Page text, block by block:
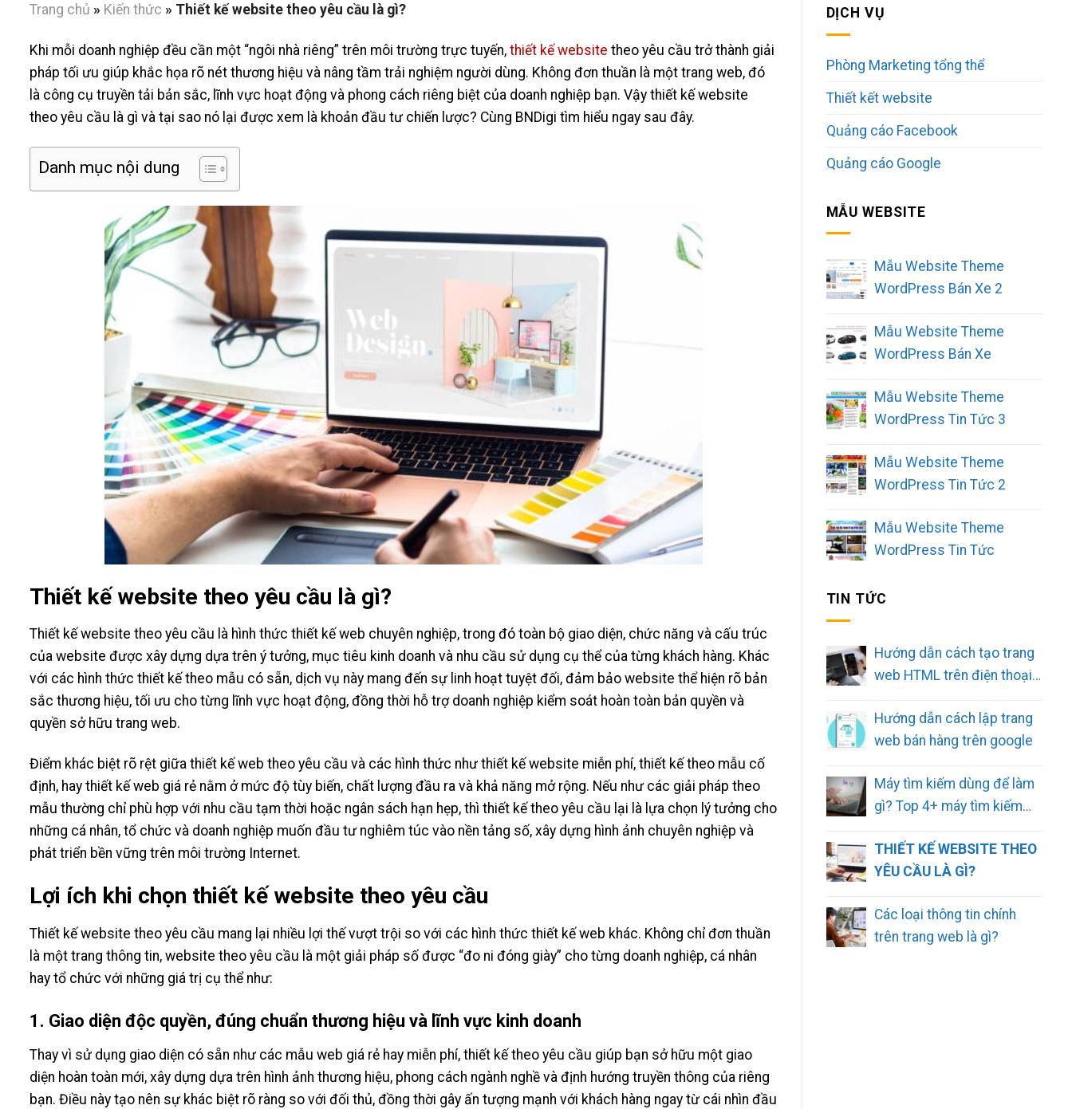
Trang chủ » Kiến thức » Thiết kế website theo yêu cầu là gì?
Khi mỗi doanh nghiệp đều cần một “ngôi nhà riêng” trên môi trường trực tuyến, thiết kế website theo yêu cầu trở thành giải
pháp tối ưu giúp khắc họa rõ nét thương hiệu và nâng tầm trải nghiệm người dùng. Không đơn thuần là một trang web, đó
là công cụ truyền tải bản sắc, lĩnh vực hoạt động và phong cách riêng biệt của doanh nghiệp bạn. Vậy thiết kế website
theo yêu cầu là gì và tại sao nó lại được xem là khoản đầu tư chiến lược? Cùng BNDigi tìm hiểu ngay sau đây.
Danh mục nội dung
Thiết kế website theo yêu cầu là gì?
Thiết kế website theo yêu cầu là hình thức thiết kế web chuyên nghiệp, trong đó toàn bộ giao diện, chức năng và cấu trúc
của website được xây dựng dựa trên ý tưởng, mục tiêu kinh doanh và nhu cầu sử dụng cụ thể của từng khách hàng. Khác
với các hình thức thiết kế theo mẫu có sẵn, dịch vụ này mang đến sự linh hoạt tuyệt đối, đảm bảo website thể hiện rõ bản
sắc thương hiệu, tối ưu cho từng lĩnh vực hoạt động, đồng thời hỗ trợ doanh nghiệp kiểm soát hoàn toàn bản quyền và
quyền sở hữu trang web.
Điểm khác biệt rõ rệt giữa thiết kế web theo yêu cầu và các hình thức như thiết kế website miễn phí, thiết kế theo mẫu cố
định, hay thiết kế web giá rẻ nằm ở mức độ tùy biến, chất lượng đầu ra và khả năng mở rộng. Nếu như các giải pháp theo
mẫu thường chỉ phù hợp với nhu cầu tạm thời hoặc ngân sách hạn hẹp, thì thiết kế theo yêu cầu lại là lựa chọn lý tưởng cho
những cá nhân, tổ chức và doanh nghiệp muốn đầu tư nghiêm túc vào nền tảng số, xây dựng hình ảnh chuyên nghiệp và
phát triển bền vững trên môi trường Internet.
Lợi ích khi chọn thiết kế website theo yêu cầu
Thiết kế website theo yêu cầu mang lại nhiều lợi thế vượt trội so với các hình thức thiết kế web khác. Không chỉ đơn thuần
là một trang thông tin, website theo yêu cầu là một giải pháp số được “đo ni đóng giày” cho từng doanh nghiệp, cá nhân
hay tổ chức với những giá trị cụ thể như:
1. Giao diện độc quyền, đúng chuẩn thương hiệu và lĩnh vực kinh doanh
Thay vì sử dụng giao diện có sẵn như các mẫu web giá rẻ hay miễn phí, thiết kế theo yêu cầu giúp bạn sở hữu một giao
diện hoàn toàn mới, xây dựng dựa trên hình ảnh thương hiệu, phong cách ngành nghề và định hướng truyền thông của riêng
bạn. Điều này tạo nên sự khác biệt rõ ràng so với đối thủ, đồng thời gây ấn tượng mạnh với khách hàng ngay từ cái nhìn đầu
DỊCH VỤ
Phòng Marketing tổng thể
Thiết kết website
Quảng cáo Facebook
Quảng cáo Google
MẪU WEBSITE
Mẫu Website Theme
WordPress Bán Xe 2
Mẫu Website Theme
WordPress Bán Xe
Mẫu Website Theme
WordPress Tin Tức 3
Mẫu Website Theme
WordPress Tin Tức 2
Mẫu Website Theme
WordPress Tin Tức
TIN TỨC
Hướng dẫn cách tạo trang
web HTML trên điện thoại
Hướng dẫn cách lập trang
web bán hàng trên google
Máy tìm kiếm dùng để làm
gì? Top 4+ máy tìm kiếm
THIẾT KẾ WEBSITE THEO
YÊU CẦU LÀ GÌ?
Các loại thông tin chính
trên trang web là gì?